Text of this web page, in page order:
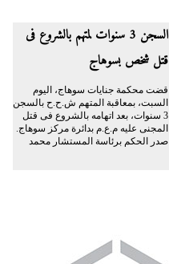
السجن 3 سنوات لمتهم بالشروع فى
قتل شخص بسوهاج
قضت محكمة جنايات سوهاج، اليوم
السبت، بمعاقبة المتهم ش.ح.ح بالسجن
3 سنوات، بعد اتهامه بالشروع فى قتل
المجنى عليه م.ع.م بدائرة مركز سوهاج.
صدر الحكم برئاسة المستشار محمد